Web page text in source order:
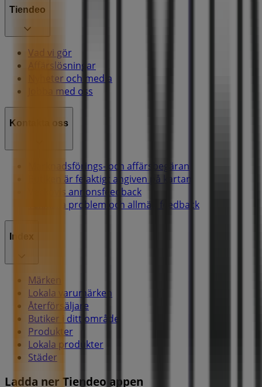
Tiendeo
Vad vi gör
Affärslösningar
Nyheter och media
Jobba med oss
Kontakta oss
Marknadsförings- och affärsbegäran
Butiken är felaktigt angiven på kartan
Veckovis annonsfeedback
Tekniska problem och allmän feedback
Index
Märken
Lokala varumärken
Återförsäljare
Butiker i ditt område
Produkter
Lokala produkter
Städer
Ladda ner Tiendeo appen